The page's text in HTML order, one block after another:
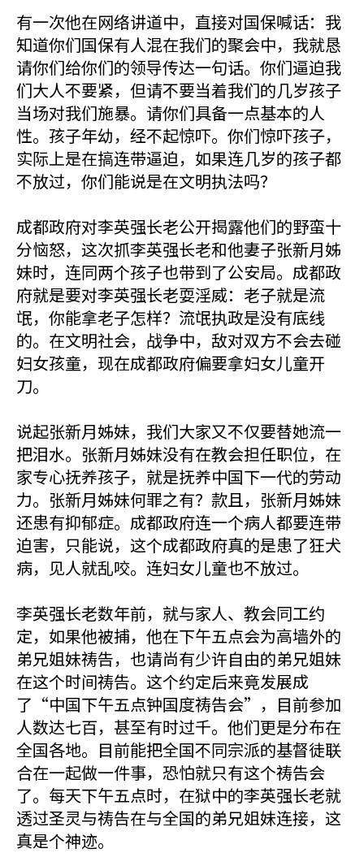
有一次他在网络讲道中，直接对国保喊话：我
知道你们国保有人混在我们的聚会中，我就恳
请你们给你们的领导传达一句话。你们逼迫我
们大人不要紧，但请不要当着我们的几岁孩子
当场对我们施暴。请你们具备一点基本的人
性。孩子年幼，经不起惊吓。你们惊吓孩子，
实际上是在搞连带逼迫，如果连几岁的孩子都
不放过，你们能说是在文明执法吗？
成都政府对李英强长老公开揭露他们的野蛮十
分恼怒，这次抓李英强长老和他妻子张新月姊
妹时，连同两个孩子也带到了公安局。成都政
府就是要对李英强长老耍淫威：老子就是流
氓，你能拿老子怎样？流氓执政是没有底线
的。在文明社会，战争中，敌对双方不会去碰
妇女孩童，现在成都政府偏要拿妇女儿童开
刀。
说起张新月姊妹，我们大家又不仅要替她流一
把泪水。张新月姊妹没有在教会担任职位，在
家专心抚养孩子，就是抚养中国下一代的劳动
力。张新月姊妹何罪之有？款且，张新月姊妹
还患有抑郁症。成都政府连一个病人都要连带
迫害，只能说，这个成都政府真的是患了狂犬
病，见人就乱咬。连妇女儿童也不放过。
李英强长老数年前，就与家人、教会同工约
定，如果他被捕，他在下午五点会为高墙外的
弟兄姐妹祷告，也请尚有少许自由的弟兄姐妹
在这个时间祷告。这个约定后来竟发展成
了“中国下午五点钟国度祷告会”，目前参加
人数达七百，甚至有时过千。他们更是分布在
全国各地。目前能把全国不同宗派的基督徒联
合在一起做一件事，恐怕就只有这个祷告会
了。每天下午五点时，在狱中的李英强长老就
透过圣灵与祷告在与全国的弟兄姐妹连接，这
真是个神迹。